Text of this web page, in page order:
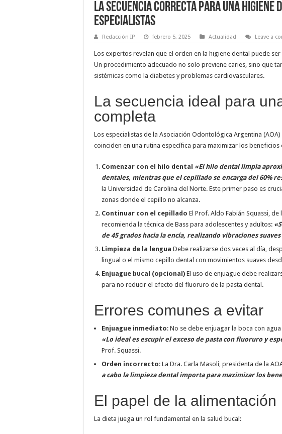
La secuencia correcta para una higiene
especialistas
Redacción IP febrero 5, 2025 Actualidad Leave a
Los expertos revelan que el orden en la higiene dental puede
Un procedimiento adecuado no solo previene caries, sino que
sistémicas como la diabetes y problemas cardiovasculares.
La secuencia ideal para
completa
Los especialistas de la Asociación Odontológica Argentina
coinciden en una rutina específica para maximizar los beneficios
Comenzar con el hilo dental «El hilo dental limpia
dentales, mientras que el cepillado se encarga del 60%
la Universidad de Carolina del Norte. Este primer paso es
zonas donde el cepillo no alcanza.
Continuar con el cepillado El Prof. Aldo Fabián Squassi,
recomienda la técnica de Bass para adolescentes y adultos:
de 45 grados hacia la encía, realizando vibraciones
Limpieza de la lengua Debe realizarse dos veces al día,
lingual o el mismo cepillo dental con movimientos suaves
Enjuague bucal (opcional) El uso de enjuague debe
para no reducir el efecto del fluoruro de la pasta dental.
Errores comunes a evitar
Enjuague inmediato: No se debe enjuagar la boca con
«Lo ideal es escupir el exceso de pasta con fluoruro y
Prof. Squassi.
Orden incorrecto: La Dra. Carla Masoli, presidenta de la
a cabo la limpieza dental importa para maximizar los
El papel de la alimentación
La dieta juega un rol fundamental en la salud bucal: